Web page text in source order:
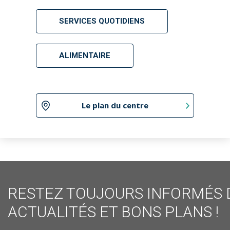
SERVICES QUOTIDIENS
ALIMENTAIRE
Le plan du centre
RESTEZ TOUJOURS INFORMÉS
ACTUALITÉS ET BONS PLANS !